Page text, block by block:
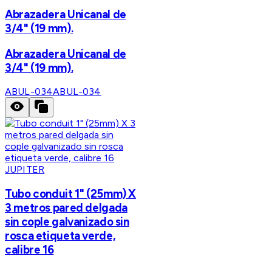
Abrazadera Unicanal de
3/4" (19 mm).
Abrazadera Unicanal de
3/4" (19 mm).
ABUL-034ABUL-034
JUPITER
Tubo conduit 1" (25mm) X
3 metros pared delgada
sin cople galvanizado sin
rosca etiqueta verde,
calibre 16